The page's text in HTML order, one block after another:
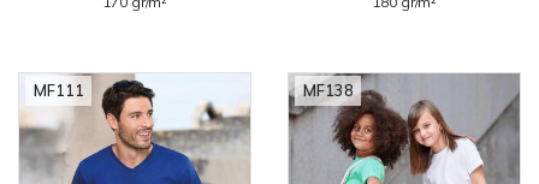
MF111 MF138